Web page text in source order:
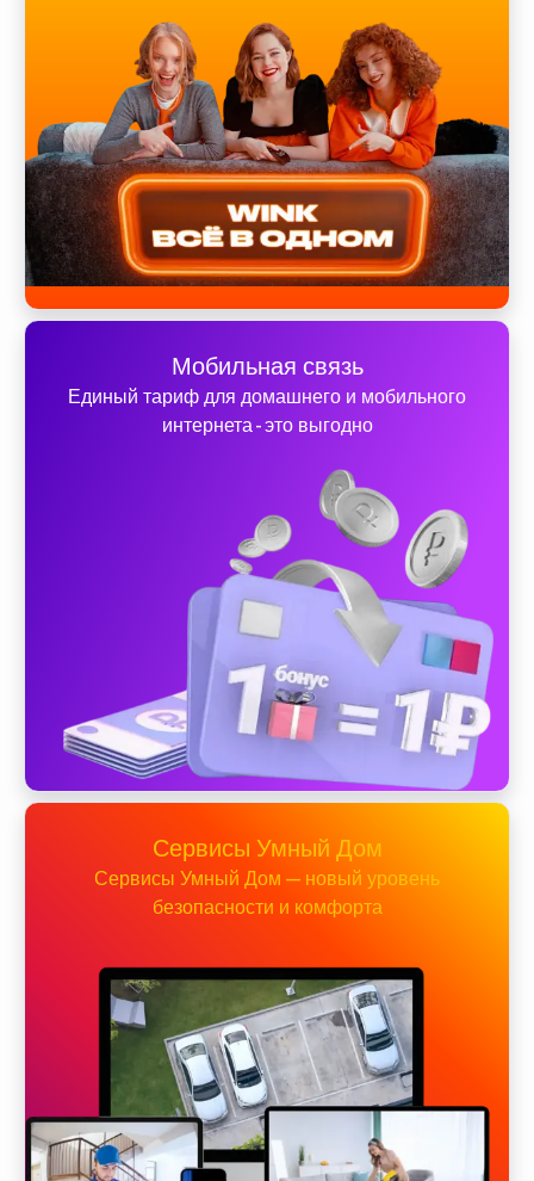
Мобильная связь
Единый тариф для домашнего и мобильного
интернета - это выгодно
Сервисы Умный Дом
Сервисы Умный Дом — новый уровень
безопасности и комфорта